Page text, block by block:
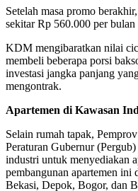
Setelah masa promo
sekitar Rp 560.000 per
KDM mengibaratkan nilai
membeli beberapa porsi
investasi jangka panjang
mengontrak.
Apartemen di Kawasan
Selain rumah tapak,
Peraturan Gubernur
industri untuk menyediakan
pembangunan apartemen ini
Bekasi, Depok, Bogor, dan